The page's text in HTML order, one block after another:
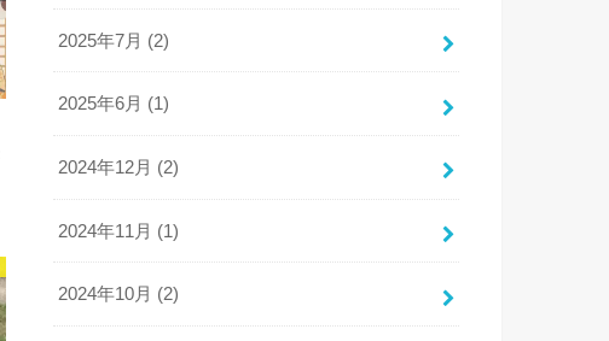
2025年7月 (2)
2025年6月 (1)
2024年12月 (2)
2024年11月 (1)
2024年10月 (2)